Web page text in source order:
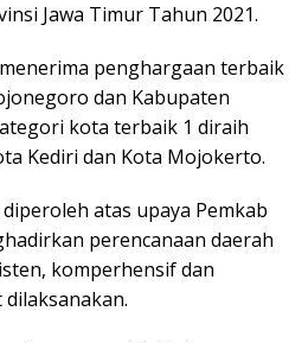
Jawa Timur Tahun 2021.
penghargaan terbaik
dan Kabupaten
kota terbaik 1 diraih
Kediri dan Kota Mojokerto.
atas upaya Pemkab
perencanaan daerah
komperhensif dan